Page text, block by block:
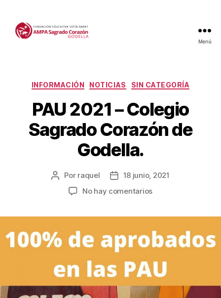
Menú
Categorías
INFORMACIÓN NOTICIAS SIN CATEGORÍA
PAU 2021 – Colegio
Sagrado Corazón de
Godella.
Autor
Por raquel
Fecha18 junio, 2021
No hay comentariosen
Colegio
Sagrado
Godella.